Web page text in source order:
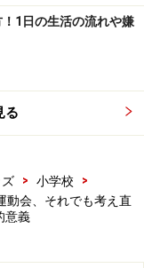
な顔をしていたわ
できたよ！』と
ったね！』と心
たです」と伝え
切」――保護者
1日の生活の流れや嫌
る
> 小学校
>
動会、それでも考え直
意義